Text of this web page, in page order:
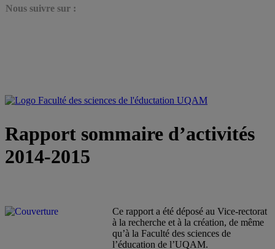
Nous suivre sur :
Rapport sommaire d’activités
2014-2015
Ce rapport a été déposé au Vice-rectorat
à la recherche et à la création, de même
qu’à la Faculté des sciences de
l’éducation de l’UQAM.